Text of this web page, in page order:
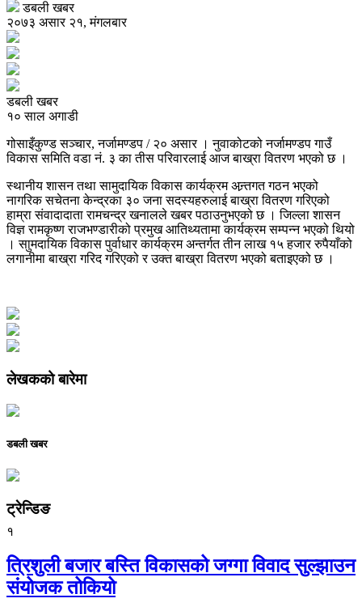
डबली खबर
२०७३ असार २१, मंगलबार
डबली खबर
१० साल अगाडी
गोसाइँकुण्ड सञ्चार, नर्जामण्डप / २० असार । नुवाकोटको नर्जामण्डप गाउँ
विकास समिति वडा नं. ३ का तीस परिवारलाई आज बाख्रा वितरण भएको छ ।
स्थानीय शासन तथा सामुदायिक विकास कार्यक्रम अन्र्तगत गठन भएको
नागरिक सचेतना केन्द्रका ३० जना सदस्यहरुलाई बाख्रा वितरण गरिएको
हाम्रा संवादादाता रामचन्द्र खनालले खबर पठाउनुभएको छ । जिल्ला शासन
विज्ञ रामकृष्ण राजभण्डारीको प्रमुख आतिथ्यतामा कार्यक्रम सम्पन्न भएको थियो
। साुमदायिक विकास पुर्वाधार कार्यक्रम अन्तर्गत तीन लाख १५ हजार रुपैयाँको
लगानीमा बाख्रा गरिद गरिएको र उक्त बाख्रा वितरण भएको बताइएको छ ।
लेखकको बारेमा
डबली खबर
ट्रेन्डिङ
१
त्रिशुली बजार बस्ति विकासको जग्गा विवाद सुल्झाउन
संयोजक तोकियो